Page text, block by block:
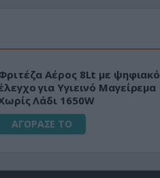
Αέρος 8Lt με ψηφιακό
για Υγιεινό Μαγείρεμα
Λάδι 1650W
ΑΓΟΡΑΣΕ ΤΟ